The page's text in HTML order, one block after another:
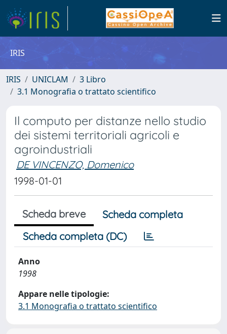
IRIS
IRIS UNICLAM
3 Libro
3.1 Monografia o trattato scientifico
Il computo per distanze nello studio
dei sistemi territoriali agricoli e
agroindustriali
DE VINCENZO, Domenico
1998-01-01
Scheda breve
Scheda completa
Scheda completa (DC)
Anno
1998
Appare nelle tipologie:
3.1 Monografia o trattato scientifico